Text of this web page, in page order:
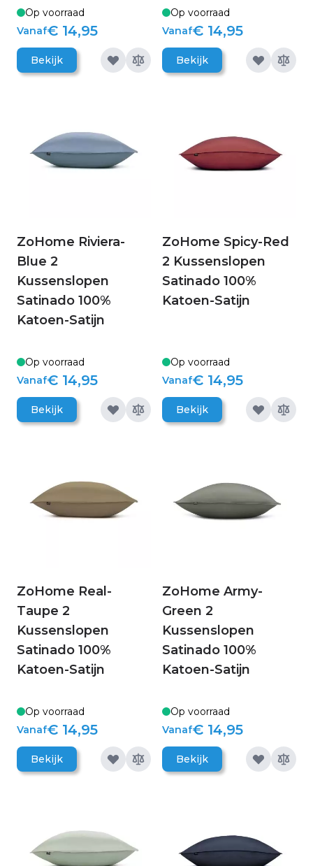
Op voorraad
Vanaf€ 14,95
Bekijk
Op voorraad
Vanaf€ 14,95
Bekijk
ZoHome Riviera-
Blue 2
Kussenslopen
Satinado 100%
Katoen-Satijn
Op voorraad
Vanaf€ 14,95
Bekijk
ZoHome Spicy-Red
2 Kussenslopen
Satinado 100%
Katoen-Satijn
Op voorraad
Vanaf€ 14,95
Bekijk
ZoHome Real-
Taupe 2
Kussenslopen
Satinado 100%
Katoen-Satijn
Op voorraad
Vanaf€ 14,95
Bekijk
ZoHome Army-
Green 2
Kussenslopen
Satinado 100%
Katoen-Satijn
Op voorraad
Vanaf€ 14,95
Bekijk